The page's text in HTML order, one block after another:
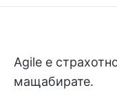
Agile е
мащабирате.